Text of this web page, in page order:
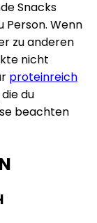
Snacks
Person. Wenn
zu anderen
nicht
proteinreich
du
beachten